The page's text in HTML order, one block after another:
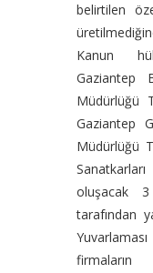
belirtilen
Kanun
Gaziantep
Müdürlüğü
Gaziantep
Müdürlüğü
oluşacak
tarafından
firmaların